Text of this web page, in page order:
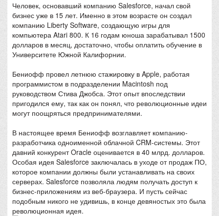
Человек, основавший компанию Salesforce, начал свой
бизнес уже в 15 лет. Именно в этом возрасте он создал
компанию Liberty Software, создающую игры для
компьютера Atari 800. К 16 годам юноша зарабатывал 1500
долларов в месяц, достаточно, чтобы оплатить обучение в
Университете Южной Калифорнии.
Бениофф провел летнюю стажировку в Apple, работая
программистом в подразделении Macintosh под
руководством Стива Джобса. Этот опыт впоследствии
пригодился ему, так как он понял, что революционные идеи
могут поощряться предпринимателями.
В настоящее время Бениофф возглавляет компанию-
разработчика одноименной облачной CRM-системы. Этот
давний конкурент Oracle оценивается в 40 млрд. долларов.
Особая идея Salesforce заключалась в уходе от продаж ПО,
которое компании должны были устанавливать на своих
серверах. Salesforce позволяла людям получать доступ к
бизнес-приложениям из веб-браузера. И пусть сейчас
подобным никого не удивишь, в конце девяностых это была
революционная идея.